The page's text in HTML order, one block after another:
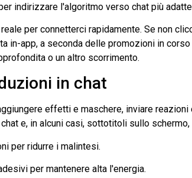
indirizzare l'algoritmo verso chat più
per connetterci rapidamente. Se non
in-app, a seconda delle promozioni in
o un altro scorrimento.
in chat
effetti e maschere, inviare
chat e, in alcuni casi, sottotitoli sullo
per ridurre i malintesi.
per mantenere alta l'energia.